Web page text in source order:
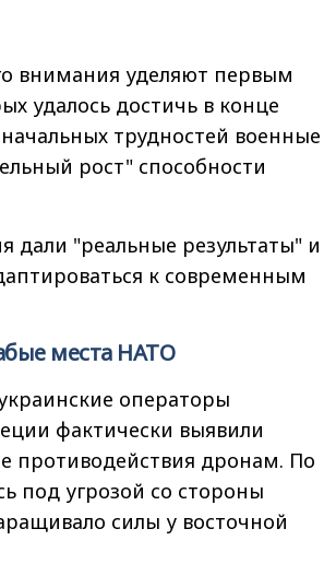
внимания уделяют первым
удалось достичь в конце
трудностей военные
рост" способности
"реальные результаты" и
к современным
места НАТО
операторы
фактически выявили
противодействия дронам. По
под угрозой со стороны
силы у восточной